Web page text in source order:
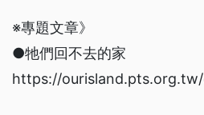
※專題文章》
●牠們回不去的家
https://